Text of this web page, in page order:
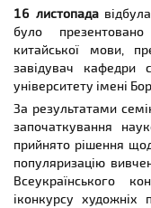
16 листопада
було
китайської мови,
завідувач кафедри
університету імені
За результатами
започаткування
прийнято рішення
популяризацію
Всеукраїнського
іконкурсу художніх